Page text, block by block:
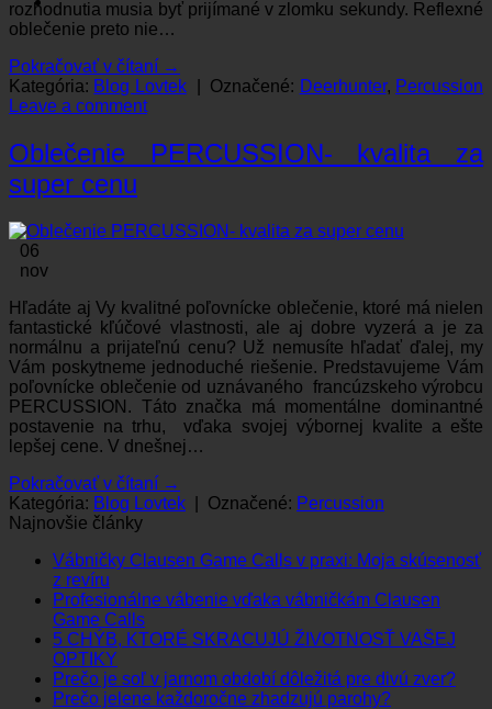
rozhodnutia musia byť prijímané v zlomku sekundy. Reflexné
oblečenie preto nie…
Pokračovať v čítaní →
Kategória: Blog Lovtek Označené: Deerhunter, Percussion
Leave a comment
Oblečenie PERCUSSION- kvalita za
super cenu
06
nov
Hľadáte aj Vy kvalitné poľovnícke oblečenie, ktoré má nielen
fantastické kľúčové vlastnosti, ale aj dobre vyzerá a je za
normálnu a prijateľnú cenu? Už nemusíte hľadať ďalej, my
Vám poskytneme jednoduché riešenie. Predstavujeme Vám
poľovnícke oblečenie od uznávaného francúzskeho výrobcu
PERCUSSION. Táto značka má momentálne dominantné
postavenie na trhu, vďaka svojej výbornej kvalite a ešte
lepšej cene. V dnešnej…
Pokračovať v čítaní →
Kategória: Blog Lovtek Označené: Percussion
Najnovšie články
Vábničky Clausen Game Calls v praxi: Moja skúsenosť
z revíru
komentáre
na
Vábničky
Clausen
Game
Calls
Profesionálne vábenie vďaka vábničkám Clausen
Game CallsŽiadne
komentáre
Profesionálne
vábenie
5 CHÝB, KTORÉ SKRACUJÚ ŽIVOTNOSŤ VAŠEJ
OPTIKY
komentáre
na
Prečo je soľ v jarnom období dôležitá pre divú zver?
Prečo jelene každoročne zhadzujú parohy?Žiadne